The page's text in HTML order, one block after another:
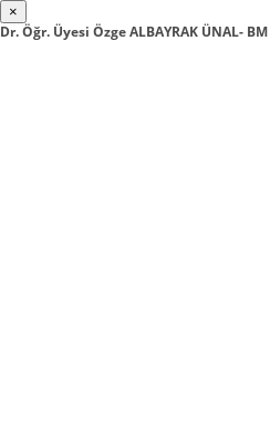
×
Dr. Öğr. Üyesi Özge ALBAYRAK ÜNAL-